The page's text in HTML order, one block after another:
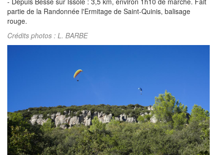
partie de la Randonnée l'Ermitage de Saint-Quinis, balisage
rouge.
Crédits photos : L. BARBE